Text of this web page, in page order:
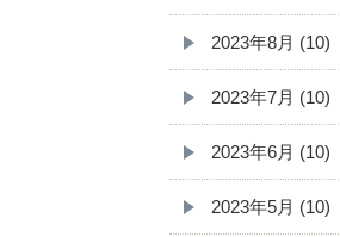
2023年8月 (10)
2023年7月 (10)
2023年6月 (10)
2023年5月 (10)